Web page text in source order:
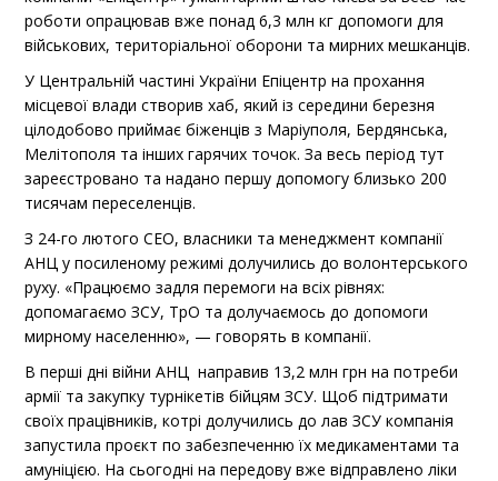
роботи опрацював вже понад 6,3 млн кг допомоги для
військових, територіальної оборони та мирних мешканців.
У Центральній частині України Епіцентр на прохання
місцевої влади створив хаб, який із середини березня
цілодобово приймає біженців з Маріуполя, Бердянська,
Мелітополя та інших гарячих точок. За весь період тут
зареєстровано та надано першу допомогу близько 200
тисячам переселенців.
З 24-го лютого СЕО, власники та менеджмент компанії
АНЦ у посиленому режимі долучились до волонтерського
руху. «Працюємо задля перемоги на всіх рівнях:
допомагаємо ЗСУ, ТрО та долучаємось до допомоги
мирному населенню», — говорять в компанії.
В перші дні війни АНЦ направив 13,2 млн грн на потреби
армії та закупку турнікетів бійцям ЗСУ. Щоб підтримати
своїх працівників, котрі долучились до лав ЗСУ компанія
запустила проєкт по забезпеченню їх медикаментами та
амуніцією. На сьогодні на передову вже відправлено ліки